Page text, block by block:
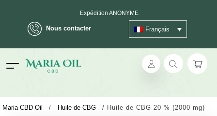
Nous contacter
Expédition ANONYME
Français
Maria CBD Oil / Huile de CBG / Huile de CBG 20 % (2000 mg)